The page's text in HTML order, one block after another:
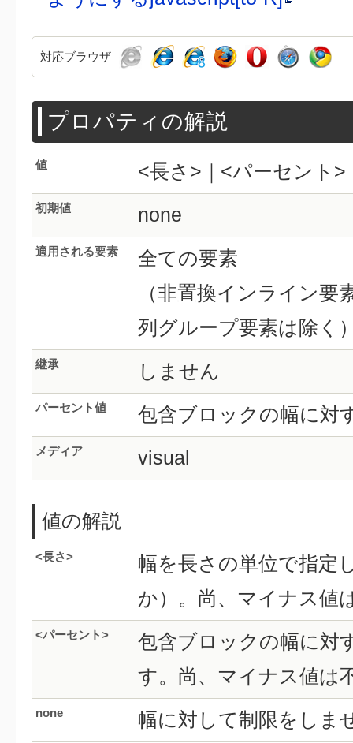
対応ブラウザ
プロパティの解説
値 <長さ>｜<パーセント>
初期値 none
適用される要素
全ての要素
（非置換インライン要
列グループ要素は除く
継承 しません
パーセント値 包含ブロックの幅に対
メディア visual
値の解説
<長さ>
幅を長さの単位で指定
か）。尚、マイナス値
<パーセント>
包含ブロックの幅に対
す。尚、マイナス値は
none 幅に対して制限をしま